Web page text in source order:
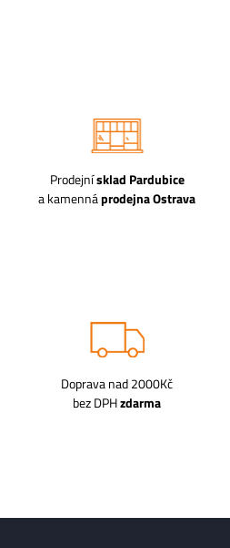
Prodejnísklad Pardubice
a kamennáprodejna Ostrava
Doprava nad 2000Kč
bez DPHzdarma